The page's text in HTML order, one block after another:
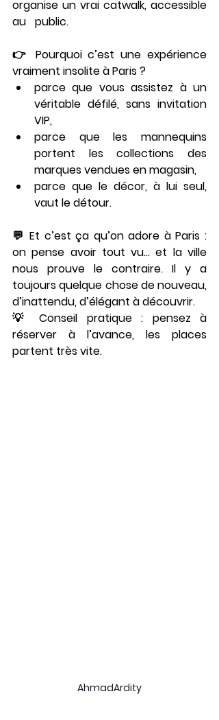
organise un vrai catwalk, accessible
au public.
👉 Pourquoi c’est une expérience
vraiment insolite à Paris ?
véritable défilé, sans invitation
VIP,
parce que les mannequins
portent les collections des
marques vendues en magasin,
parce que le décor, à lui seul,
vaut le détour.
on pense avoir tout vu… et la ville
nous prouve le contraire. Il y a
toujours quelque chose de nouveau,
d’inattendu, d’élégant à découvrir.
💡 Conseil pratique : pensez à
réserver à l’avance, les places
partent très vite.
AhmadArdity